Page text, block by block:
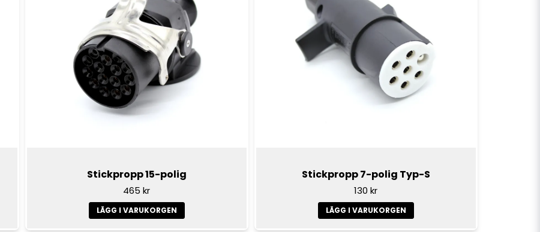
Stickpropp 15-polig
465 kr
LÄGG I VARUKORGEN
Stickpropp 7-polig Typ-S
130 kr
LÄGG I VARUKORGEN